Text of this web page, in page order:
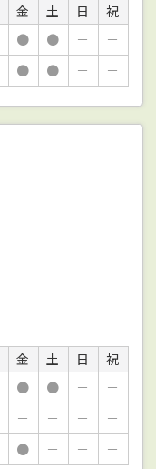
金 土 日
祝
● ● －
－
● ● － －
金 土 日
祝
● ● －
－
－ － －
－
● － －
－